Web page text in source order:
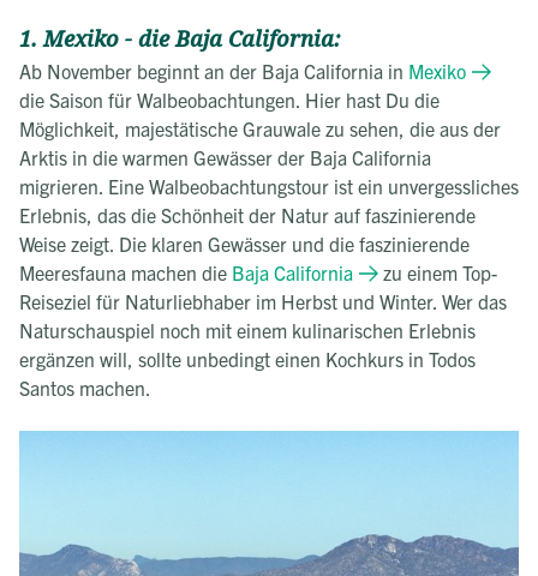
1. Mexiko - die Baja California:
Ab November beginnt an der Baja California in Mexiko
die Saison für Walbeobachtungen. Hier hast Du die
Möglichkeit, majestätische Grauwale zu sehen, die aus der
Arktis in die warmen Gewässer der Baja California
migrieren. Eine Walbeobachtungstour ist ein unvergessliches
Erlebnis, das die Schönheit der Natur auf faszinierende
Weise zeigt. Die klaren Gewässer und die faszinierende
Meeresfauna machen die Baja California
zu einem Top-
Reiseziel für Naturliebhaber im Herbst und Winter. Wer das
Naturschauspiel noch mit einem kulinarischen Erlebnis
ergänzen will, sollte unbedingt einen Kochkurs in Todos
Santos machen.